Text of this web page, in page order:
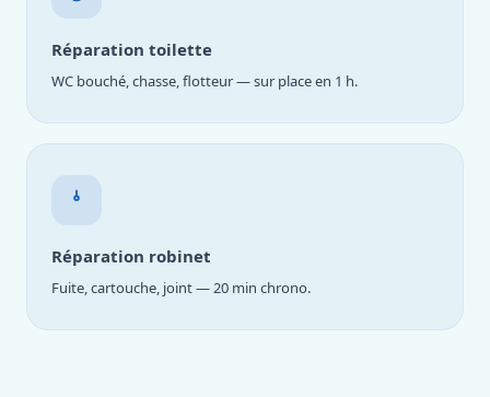
Réparation toilette
WC bouché, chasse, flotteur — sur place en 1 h.
Réparation robinet
Fuite, cartouche, joint — 20 min chrono.